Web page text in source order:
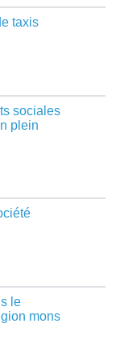
taxis
sociales
plein
le
mons